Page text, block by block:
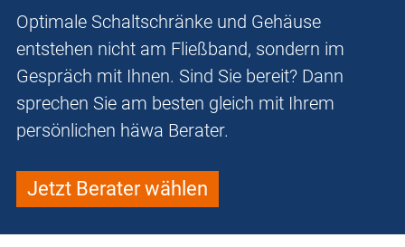
Optimale Schaltschränke und Gehäuse
entstehen nicht am Fließband, sondern im
Gespräch mit Ihnen. Sind Sie bereit? Dann
sprechen Sie am besten gleich mit Ihrem
persönlichen häwa Berater.
Jetzt Berater wählen